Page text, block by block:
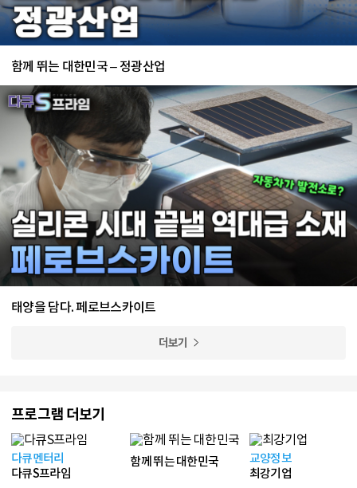
함께 뛰는 대한민국 – 정광산업
태양을 담다. 페로브스카이트
더보기
프로그램 더보기
다큐멘터리
다큐S프라임
함께 뛰는 대한민국
교양정보
최강기업